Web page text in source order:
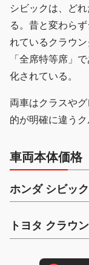
シビックは、ど
る。昔と変わら
れているクラウ
「全席特等席」
化されている。
両車はクラスや
的が明確に違うク
車両本体価格
ホンダ シビッ
トヨタ クラウ